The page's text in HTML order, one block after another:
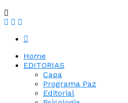
Home
EDITORIAS
Capa
Programa Paz
Editorial